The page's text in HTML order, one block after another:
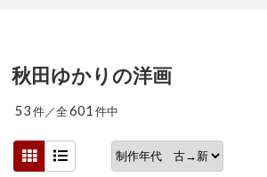
秋田ゆかりの洋画
53件／全601 件中